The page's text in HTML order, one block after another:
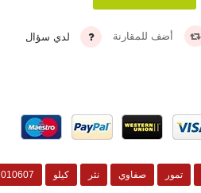
أضف للمقارنة لدي سؤال
تمور صفاوي نثر كيلو
010607